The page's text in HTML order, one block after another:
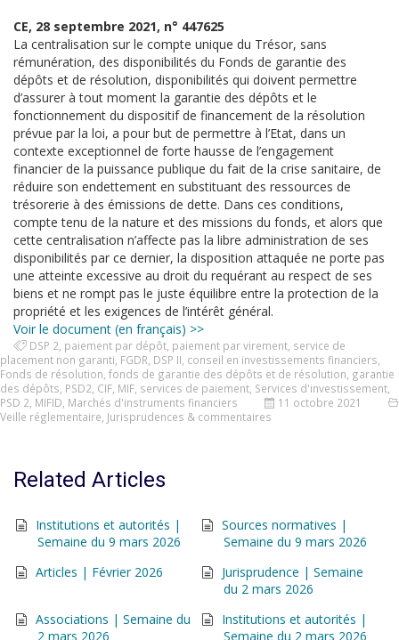
CE, 28 septembre 2021, n° 447625
La centralisation sur le compte unique du Trésor, sans
rémunération, des disponibilités du Fonds de garantie des
dépôts et de résolution, disponibilités qui doivent permettre
d’assurer à tout moment la garantie des dépôts et le
fonctionnement du dispositif de financement de la résolution
prévue par la loi, a pour but de permettre à l’Etat, dans un
contexte exceptionnel de forte hausse de l’engagement
financier de la puissance publique du fait de la crise sanitaire, de
réduire son endettement en substituant des ressources de
trésorerie à des émissions de dette. Dans ces conditions,
compte tenu de la nature et des missions du fonds, et alors que
cette centralisation n’affecte pas la libre administration de ses
disponibilités par ce dernier, la disposition attaquée ne porte pas
une atteinte excessive au droit du requérant au respect de ses
biens et ne rompt pas le juste équilibre entre la protection de la
propriété et les exigences de l’intérêt général.
Voir le document (en français) >>
DSP 2 paiement par dépôt paiement par virement service de
placement non garanti FGDR DSP II conseil en investissements financiers
Fonds de résolution fonds de garantie des dépôts et de résolution garantie
des dépôts PSD2 CIF MIF services de paiement Services d'investissement
PSD 2 MIFID Marchés d'instruments financiers
11 octobre 2021
Veille réglementaire Jurisprudences & commentaires
Related Articles
Institutions et autorités |
Semaine du 9 mars 2026
Sources normatives |
Semaine du 9 mars 2026
Articles | Février 2026
Jurisprudence | Semaine
du 2 mars 2026
Associations | Semaine du
2 mars 2026
Institutions et autorités |
Semaine du 2 mars 2026